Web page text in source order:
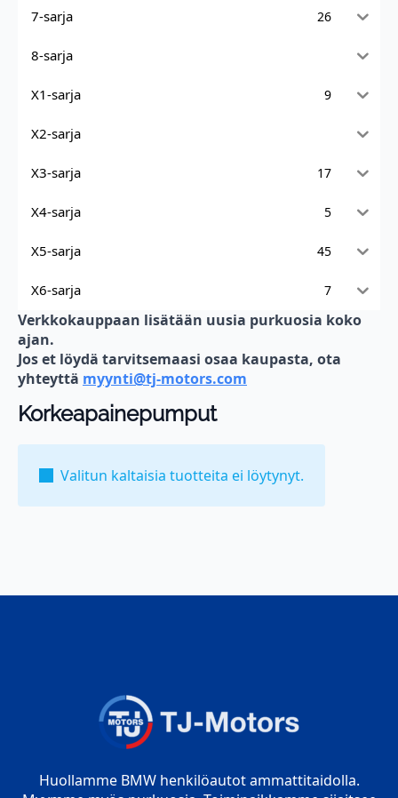
7-sarja 26
8-sarja
X1-sarja 9
X2-sarja
X3-sarja 17
X4-sarja 5
X5-sarja 45
X6-sarja 7
Verkkokauppaan lisätään uusia purkuosia koko
ajan.
Jos et löydä tarvitsemaasi osaa kaupasta, ota
yhteyttä myynti@tj-motors.com
Korkeapainepumput
Valitun kaltaisia tuotteita ei löytynyt.
Huollamme BMW henkilöautot ammattitaidolla.